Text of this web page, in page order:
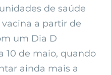
de saúde
a partir de
um Dia D
10 de maio, quando
ainda mais a